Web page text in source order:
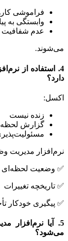
فراموشی کارها
وابستگی به
عدم شفافیت
از
زنده نیست
گزارش لحظه‌ای
مسئولیت‌پذیری
مدیریت
لحظه‌ای
تغییرات
خودکار تأخیرها
نرم‌افزار